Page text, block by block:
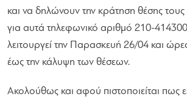
και να δηλώνουν την κράτηση θέσης τους
για αυτά τηλεφωνικό αριθμό 210-
λειτουργεί την Παρασκευή 26/04 και
έως την κάλυψη των θέσεων.
Ακολούθως και αφού πιστοποιείται πως